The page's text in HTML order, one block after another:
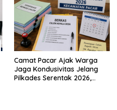
Camat Pacar Ajak Warga
Jaga Kondusivitas Jelang
Pilkades Serentak 2026,